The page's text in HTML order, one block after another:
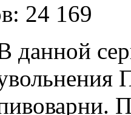
24 169
данной